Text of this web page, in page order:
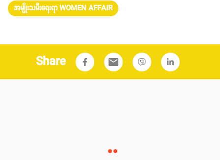
အမျိုးသမီးရေးရာ WOMEN AFFAIR
Share email